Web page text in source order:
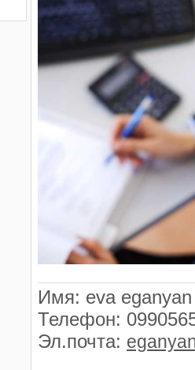
Имя: eva eganyan
Телефон:
Эл.почта: